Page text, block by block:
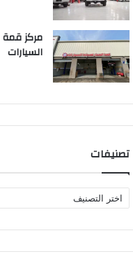
مركز قمة
السيارات
تصنيفات
ص
ف